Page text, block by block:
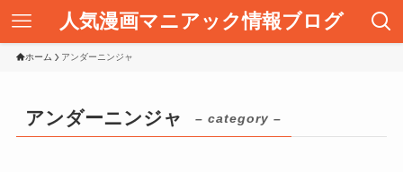
人気漫画マニアック情報ブログ
ホーム アンダーニンジャ
アンダーニンジャ – category –